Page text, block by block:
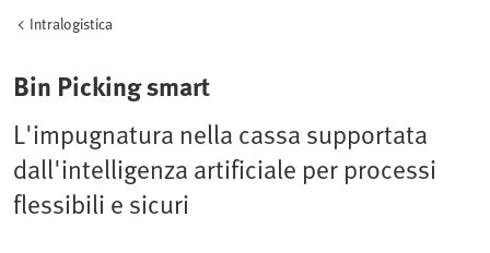
Intralogistica
Bin Picking smart
L'impugnatura nella cassa supportata
dall'intelligenza artificiale per processi
flessibili e sicuri